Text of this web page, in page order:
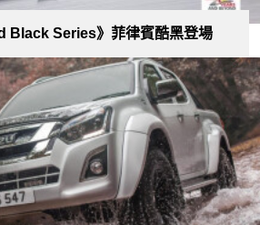
Black Series》菲律賓酷黑登場